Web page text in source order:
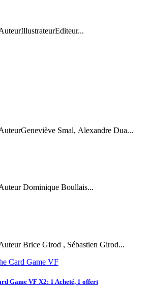
Smal, Alexandre Dua...
Dominique Boullais...
Brice Girod , Sébastien Girod...
Game VF X2: 1 Acheté, 1 offert